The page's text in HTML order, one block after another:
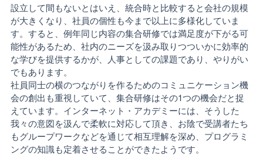
設立して間もないとはいえ、統合時と比較すると会社の規模
が大きくなり、社員の個性も今まで以上に多様化していま
す。すると、例年同じ内容の集合研修では満足度が下がる可
能性があるため、社内のニーズを汲み取りつついかに効率的
な学びを提供するかが、人事としての課題であり、やりがい
でもあります。
社員同士の横のつながりを作るためのコミュニケーション機
会の創出も重視していて、集合研修はその1つの機会だと捉
えています。インターネット・アカデミーには、そうした
我々の意図を汲んで柔軟に対応して頂き、お陰で受講者たち
もグループワークなどを通じて相互理解を深め、プログラミ
ングの知識も定着させることができたようです。